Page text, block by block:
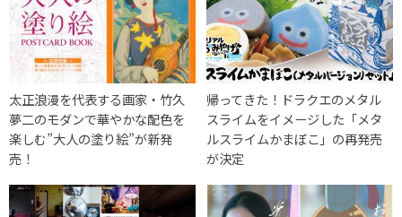
太正浪漫を代表する画家・竹久
夢二のモダンで華やかな配色を
楽しむ”大人の塗り絵”が新発
売！
帰ってきた！ドラクエのメタル
スライムをイメージした「メタ
ルスライムかまぼこ」の再発売
が決定